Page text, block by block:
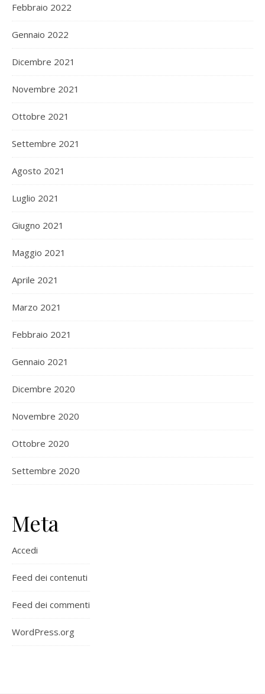
Febbraio 2022
Gennaio 2022
Dicembre 2021
Novembre 2021
Ottobre 2021
Settembre 2021
Agosto 2021
Luglio 2021
Giugno 2021
Maggio 2021
Aprile 2021
Marzo 2021
Febbraio 2021
Gennaio 2021
Dicembre 2020
Novembre 2020
Ottobre 2020
Settembre 2020
Meta
Accedi
Feed dei contenuti
Feed dei commenti
WordPress.org